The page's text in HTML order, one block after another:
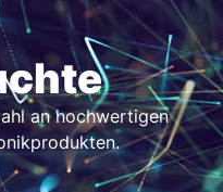
an hochwertigen